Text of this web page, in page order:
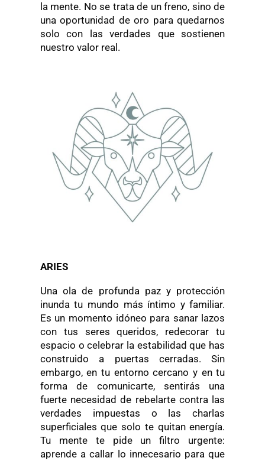
la mente. No se trata de un freno, sino de
una oportunidad de oro para quedarnos
solo con las verdades que sostienen
nuestro valor real.
ARIES
Una ola de profunda paz y protección
inunda tu mundo más íntimo y familiar.
Es un momento idóneo para sanar lazos
con tus seres queridos, redecorar tu
espacio o celebrar la estabilidad que has
construido a puertas cerradas. Sin
embargo, en tu entorno cercano y en tu
forma de comunicarte, sentirás una
fuerte necesidad de rebelarte contra las
verdades impuestas o las charlas
superficiales que solo te quitan energía.
Tu mente te pide un filtro urgente:
aprende a callar lo innecesario para que